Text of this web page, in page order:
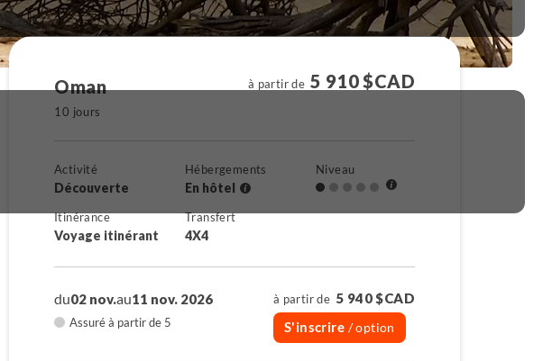
Oman
10 jours
à partir de 5 910 $CAD
Activité
Découverte
Hébergements
En hôtel
Niveau
Itinérance
Voyage itinérant
Transfert
4X4
du02 nov.au11 nov. 2026
Assuré à partir de 5
à partir de 5 940 $CAD
S'inscrire / option